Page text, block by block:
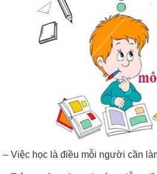
– Việc học là điều mỗi người cần